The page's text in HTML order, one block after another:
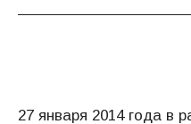
27 января 2014 года в